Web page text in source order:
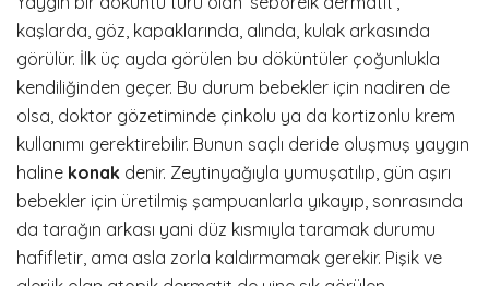
kaşlarda, göz, kapaklarında, alında, kulak arkasında
görülür. İlk üç ayda görülen bu döküntüler çoğunlukla
kendiliğinden geçer. Bu durum bebekler için nadiren de
olsa, doktor gözetiminde çinkolu ya da kortizonlu krem
kullanımı gerektirebilir. Bunun saçlı deride oluşmuş yaygın
haline konak denir. Zeytinyağıyla yumuşatılıp, gün aşırı
bebekler için üretilmiş şampuanlarla yıkayıp, sonrasında
da tarağın arkası yani düz kısmıyla taramak durumu
hafifletir, ama asla zorla kaldırmamak gerekir. Pişik ve